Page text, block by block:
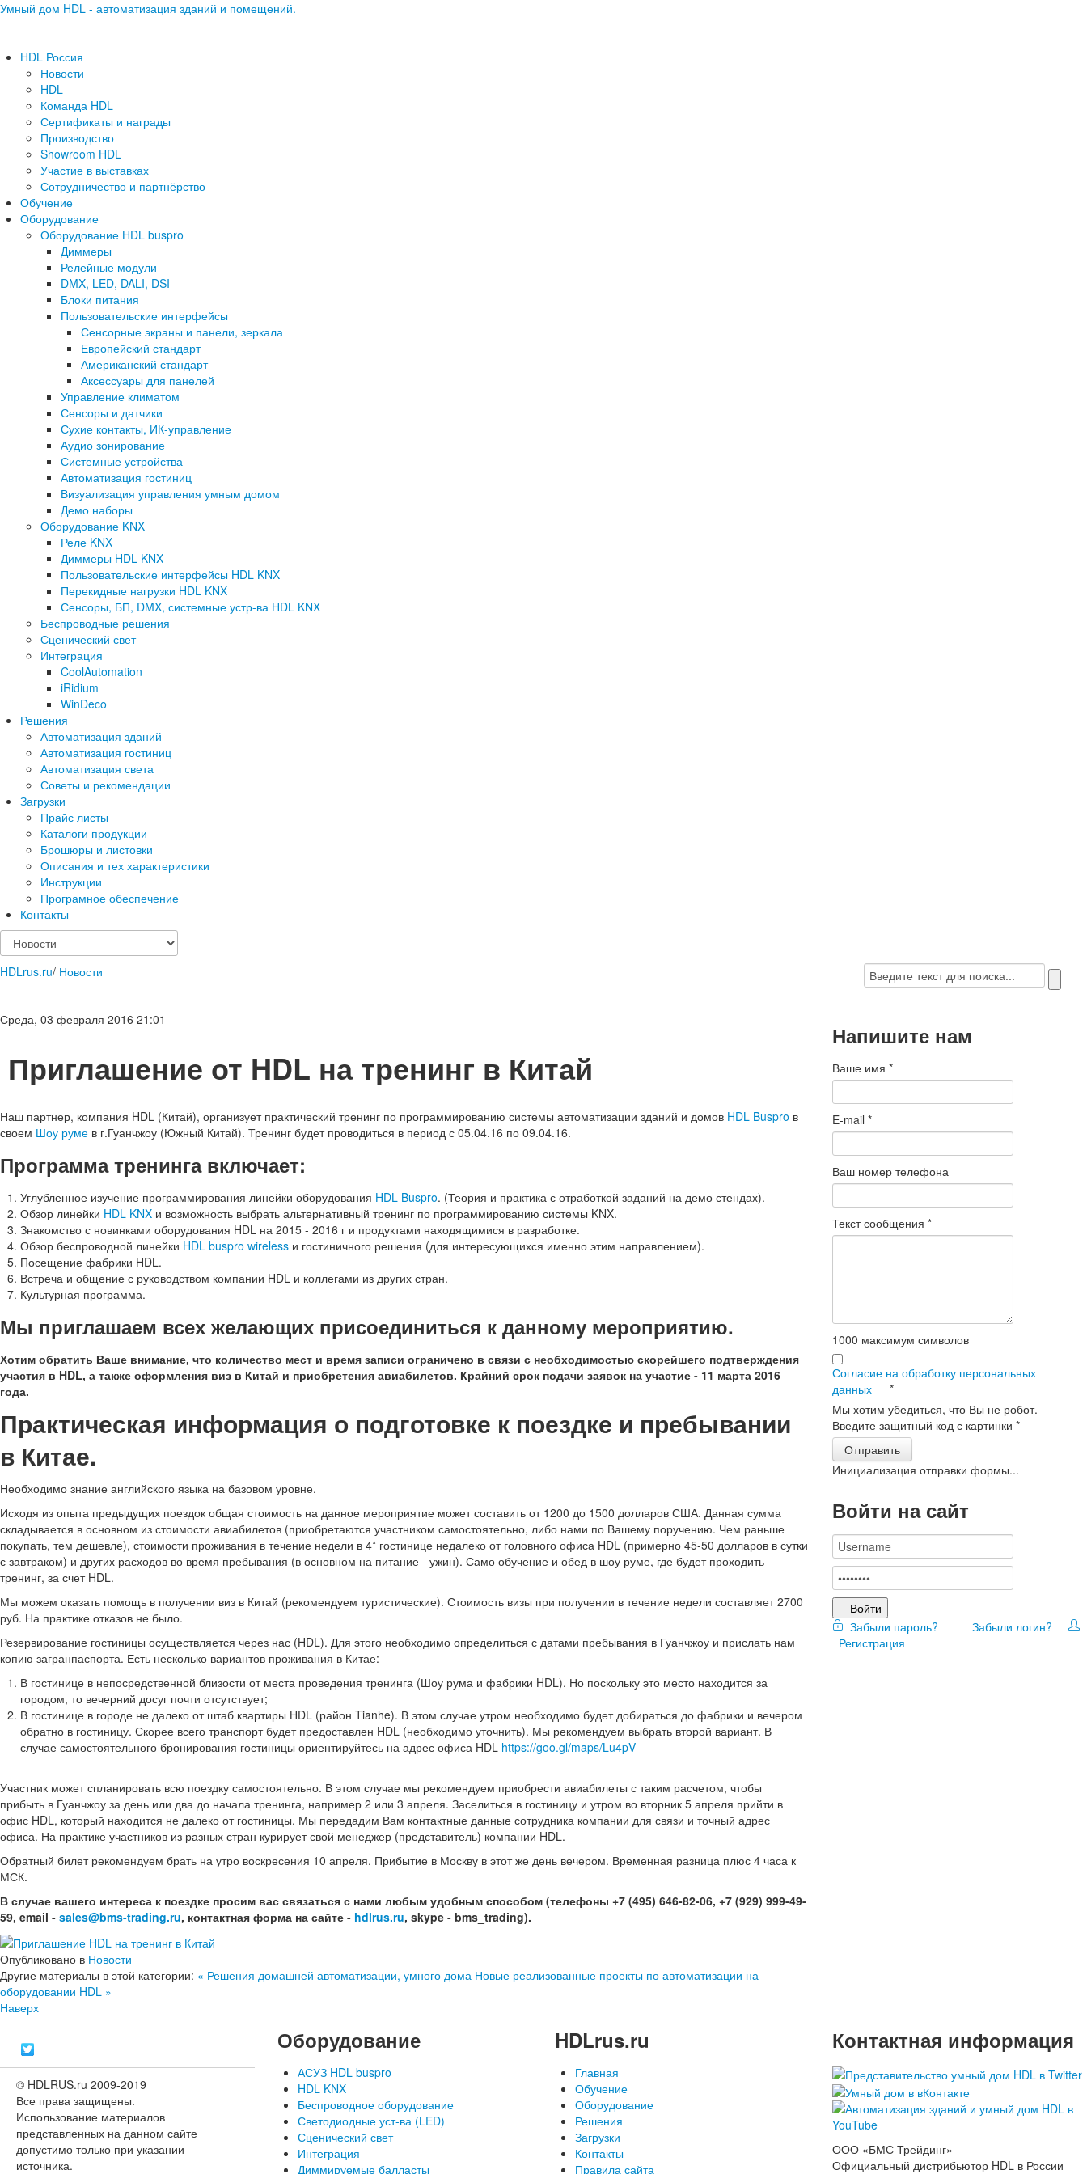
Умный дом HDL - автоматизация зданий и помещений.
HDL Россия
Новости
HDL
Команда HDL
Сертификаты и награды
Производство
Showroom HDL
Участие в выставках
Сотрудничество и партнёрство
Обучение
Оборудование
Оборудование HDL buspro
Диммеры
Релейные модули
DMX, LED, DALI, DSI
Блоки питания
Пользовательские интерфейсы
Сенсорные экраны и панели, зеркала
Европейский стандарт
Американский стандарт
Аксессуары для панелей
Управление климатом
Сенсоры и датчики
Сухие контакты, ИК-управление
Аудио зонирование
Системные устройства
Автоматизация гостиниц
Визуализация управления умным домом
Демо наборы
Оборудование KNX
Реле KNX
Диммеры HDL KNX
Пользовательские интерфейсы HDL KNX
Перекидные нагрузки HDL KNX
Сенсоры, БП, DMX, системные устр-ва HDL KNX
Беспроводные решения
Сценический свет
Интеграция
CoolAutomation
iRidium
WinDeco
Решения
Автоматизация зданий
Автоматизация гостиниц
Автоматизация света
Советы и рекомендации
Загрузки
Прайс листы
Каталоги продукции
Брошюры и листовки
Описания и тех характеристики
Инструкции
Програмное обеспечение
Контакты
HDLrus.ru/ Новости
Среда, 03 февраля 2016 21:01
Приглашение от HDL на тренинг в Китай
Наш партнер, компания HDL (Китай), организует практический тренинг по программированию системы автоматизации зданий и домов HDL Buspro в
своем Шоу руме в г.Гуанчжоу (Южный Китай). Тренинг будет проводиться в период с 05.04.16 по 09.04.16.
Программа тренинга включает:
Углубленное изучение программирования линейки оборудования HDL Buspro. (Теория и практика с отработкой заданий на демо стендах).
Обзор линейки HDL KNX и возможность выбрать альтернативный тренинг по программированию системы KNX.
Знакомство с новинками оборудования HDL на 2015 - 2016 г и продуктами находящимися в разработке.
Обзор беспроводной линейки HDL buspro wireless и гостиничного решения (для интересующихся именно этим направлением).
Посещение фабрики HDL.
Встреча и общение с руководством компании HDL и коллегами из других стран.
Культурная программа.
Мы приглашаем всех желающих присоединиться к данному мероприятию.
Хотим обратить Ваше внимание, что количество мест и время записи ограничено в связи с необходимостью скорейшего подтверждения
участия в HDL, а также оформления виз в Китай и приобретения авиабилетов. Крайний срок подачи заявок на участие - 11 марта 2016
года.
Практическая информация о подготовке к поездке и пребывании
в Китае.
Необходимо знание английского языка на базовом уровне.
Исходя из опыта предыдущих поездок общая стоимость на данное мероприятие может составить от 1200 до 1500 долларов США. Данная сумма
складывается в основном из стоимости авиабилетов (приобретаются участником самостоятельно, либо нами по Вашему поручению. Чем раньше
покупать, тем дешевле), стоимости проживания в течение недели в 4* гостинице недалеко от головного офиса HDL (примерно 45-50 долларов в сутки
с завтраком) и других расходов во время пребывания (в основном на питание - ужин). Само обучение и обед в шоу руме, где будет проходить
тренинг, за счет HDL.
Мы можем оказать помощь в получении виз в Китай (рекомендуем туристические). Стоимость визы при получении в течение недели составляет 2700
руб. На практике отказов не было.
Резервирование гостиницы осуществляется через нас (HDL). Для этого необходимо определиться с датами пребывания в Гуанчжоу и прислать нам
копию загранпаспорта. Есть несколько вариантов проживания в Китае:
В гостинице в непосредственной близости от места проведения тренинга (Шоу рума и фабрики HDL). Но поскольку это место находится за
городом, то вечерний досуг почти отсутствует;
В гостинице в городе не далеко от штаб квартиры HDL (район Tianhe). В этом случае утром необходимо будет добираться до фабрики и вечером
обратно в гостиницу. Скорее всего транспорт будет предоставлен HDL (необходимо уточнить). Мы рекомендуем выбрать второй вариант. В
случае самостоятельного бронирования гостиницы ориентируйтесь на адрес офиса HDL https://goo.gl/maps/Lu4pV
Участник может спланировать всю поездку самостоятельно. В этом случае мы рекомендуем приобрести авиабилеты с таким расчетом, чтобы
прибыть в Гуанчжоу за день или два до начала тренинга, например 2 или 3 апреля. Заселиться в гостиницу и утром во вторник 5 апреля прийти в
офис HDL, который находится не далеко от гостиницы. Мы передадим Вам контактные данные сотрудника компании для связи и точный адрес
офиса. На практике участников из разных стран курирует свой менеджер (представитель) компании HDL.
Обратный билет рекомендуем брать на утро воскресения 10 апреля. Прибытие в Москву в этот же день вечером. Временная разница плюс 4 часа к
МСК.
В случае вашего интереса к поездке просим вас связаться с нами любым удобным способом (телефоны +7 (495) 646-82-06, +7 (929) 999-49-
59, email - sales@bms-trading.ru, контактная форма на сайте - hdlrus.ru, skype - bms_trading).
Опубликовано в Новости
Другие материалы в этой категории: « Решения домашней автоматизации, умного дома Новые реализованные проекты по автоматизации на
оборудовании HDL »
Наверх
Напишите нам
Ваше имя*
E-mail*
Ваш номер телефона
Текст сообщения*
1000 максимум символов
Согласие на обработку персональных
данных
*
Мы хотим убедиться, что Вы не робот.
Введите защитный код с картинки*
Отправить
Инициализация отправки формы...
Войти на сайт
Войти
Забыли пароль?
Забыли логин?
Регистрация
© HDLRUS.ru 2009-2019
Все права защищены.
Использование материалов
представленных на данном сайте
допустимо только при указании
источника.
Оборудование
АСУЗ HDL buspro
HDL KNX
Беспроводное оборудование
Светодиодные уст-ва (LED)
Сценический свет
Интеграция
Диммируемые балласты
HDLrus.ru
Главная
Обучение
Оборудование
Решения
Загрузки
Контакты
Правила сайта
Контактная информация
ООО «БМС Трейдинг»
Официальный дистрибьютор HDL в России